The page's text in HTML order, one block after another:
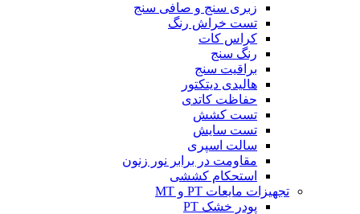
زبری سنج و صافی سنج
تست خراش رنگ
کراس کات
رنگ سنج
براقیت سنج
هالیدی دیتکتور
حفاظت کاتدی
تست کشش
تست سایش
سالت اسپری
مقاومت در برابر نور زنون
استحکام کششی
تجهیزات مایعات PT و MT
پودر خشک PT